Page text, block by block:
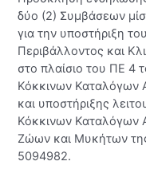
δύο (2) Συμβάσεων
για την υποστήριξη
Περιβάλλοντος και
στο πλαίσιο του ΠΕ 4
Κόκκινων Καταλόγων
και υποστήριξης
Κόκκινων Καταλόγων
Ζώων και Μυκήτων
5094982.